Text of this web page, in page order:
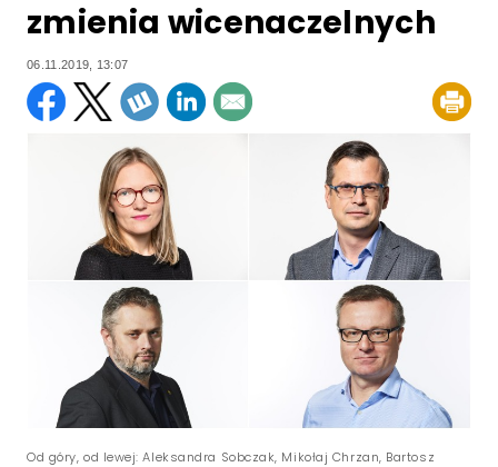
zmienia wicenaczelnych
06.11.2019, 13:07
Od góry, od lewej: Aleksandra Sobczak, Mikołaj Chrzan, Bartosz